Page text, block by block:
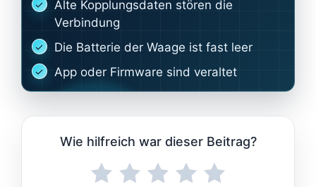
Alte Kopplungsdaten stören die
Verbindung
Die Batterie der Waage ist fast leer
App oder Firmware sind veraltet
Wie hilfreich war dieser Beitrag?